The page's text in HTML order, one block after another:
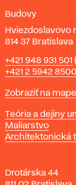
í
v
r
a
i
l
a
v
Budovy
Hviezdoslavovo
814 37 Bratislava
Telefón
+421 948 931 501
+421 2 5942 8500
Mapa
Zobraziť na mape
Katedry
Teória a dejiny
Maliarstvo
Architektonická
Drotárska 44